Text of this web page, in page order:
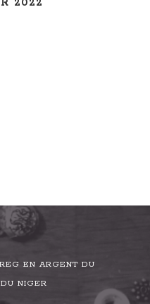
2022
EN ARGENT DU
NIGER